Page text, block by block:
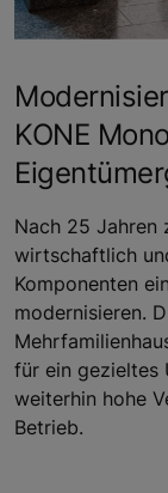
KONE
Nach 25 Jahren
wirtschaftlich
Komponenten
modernisieren.
für ein gezieltes
weiterhin hohe
Betrieb.